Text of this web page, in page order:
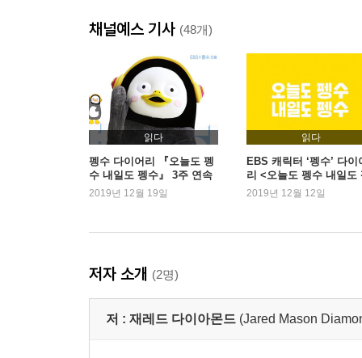
제5장 인류 역사가 갈라놓은 유산자와 무산자
제6장 식량 생산민과 수렵 채집민의 경쟁력 차이
제7장 야생 먹거리의 작물화
제8장 작물화하는 데 적합한 식물의 식별과 성패의
제9장 선택된 가속화와 ‘안나 카레니나의 법칙’
제10장 대륙의 축으로 돈 역사의 수레바퀴
제3부 지배하는 문명, 지배받는 문명
제14장 평등주의부터 도둑 정치까지
제4부 인류사의 발전적 연구 과제와 방향
채널예스 기사 (48개)
읽다
펭수 다이어리 『오늘도 펭
수 내일도 펭수』 3주 연속
1위
2019년 12월 19일
읽다
EBS 캐릭터 ‘펭수’ 다이
리 <오늘도 펭수 내일도
수> 1위
2019년 12월 12일
저자 소개 (2명)
저 : 재레드 다이아몬드 (Jared Mason